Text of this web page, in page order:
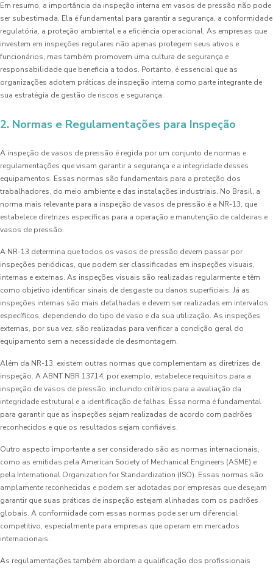
Em resumo, a importância da inspeção interna em vasos de pressão não pode
ser subestimada. Ela é fundamental para garantir a segurança, a conformidade
regulatória, a proteção ambiental e a eficiência operacional. As empresas que
investem em inspeções regulares não apenas protegem seus ativos e
funcionários, mas também promovem uma cultura de segurança e
responsabilidade que beneficia a todos. Portanto, é essencial que as
organizações adotem práticas de inspeção interna como parte integrante de
sua estratégia de gestão de riscos e segurança.
2. Normas e Regulamentações para Inspeção
A inspeção de vasos de pressão é regida por um conjunto de normas e
regulamentações que visam garantir a segurança e a integridade desses
equipamentos. Essas normas são fundamentais para a proteção dos
trabalhadores, do meio ambiente e das instalações industriais. No Brasil, a
norma mais relevante para a inspeção de vasos de pressão é a NR-13, que
estabelece diretrizes específicas para a operação e manutenção de caldeiras e
vasos de pressão.
A NR-13 determina que todos os vasos de pressão devem passar por
inspeções periódicas, que podem ser classificadas em inspeções visuais,
internas e externas. As inspeções visuais são realizadas regularmente e têm
como objetivo identificar sinais de desgaste ou danos superficiais. Já as
inspeções internas são mais detalhadas e devem ser realizadas em intervalos
específicos, dependendo do tipo de vaso e da sua utilização. As inspeções
externas, por sua vez, são realizadas para verificar a condição geral do
equipamento sem a necessidade de desmontagem.
Além da NR-13, existem outras normas que complementam as diretrizes de
inspeção. A ABNT NBR 13714, por exemplo, estabelece requisitos para a
inspeção de vasos de pressão, incluindo critérios para a avaliação da
integridade estrutural e a identificação de falhas. Essa norma é fundamental
para garantir que as inspeções sejam realizadas de acordo com padrões
reconhecidos e que os resultados sejam confiáveis.
Outro aspecto importante a ser considerado são as normas internacionais,
como as emitidas pela American Society of Mechanical Engineers (ASME) e
pela International Organization for Standardization (ISO). Essas normas são
amplamente reconhecidas e podem ser adotadas por empresas que desejam
garantir que suas práticas de inspeção estejam alinhadas com os padrões
globais. A conformidade com essas normas pode ser um diferencial
competitivo, especialmente para empresas que operam em mercados
internacionais.
As regulamentações também abordam a qualificação dos profissionais